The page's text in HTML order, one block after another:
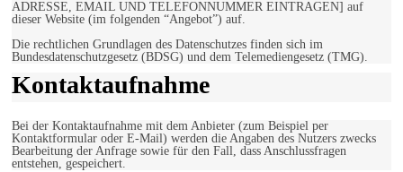
ADRESSE, EMAIL UND TELEFONNUMMER EINTRAGEN] auf
dieser Website (im folgenden “Angebot”) auf.
Die rechtlichen Grundlagen des Datenschutzes finden sich im
Bundesdatenschutzgesetz (BDSG) und dem Telemediengesetz (TMG).
Kontaktaufnahme
Bei der Kontaktaufnahme mit dem Anbieter (zum Beispiel per
Kontaktformular oder E-Mail) werden die Angaben des Nutzers zwecks
Bearbeitung der Anfrage sowie für den Fall, dass Anschlussfragen
entstehen, gespeichert.